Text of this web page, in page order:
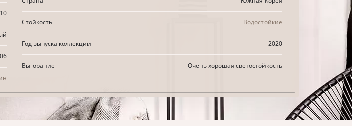
10
Стойкость Водостойкие
Год выпуска коллекции 2020
Выгорание Очень хорошая светостойкость